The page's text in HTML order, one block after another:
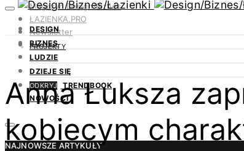
Magazyn Design/Biznes
ŁAZIENKA.PRO
Newsletter
Kontakt
DESIGN
BIZNES
LUDZIE
DZIEJE SIĘ
ODKRYJ
TRENDBOOK
NOWOŚCI
NAJNOWSZE ARTYKUŁY
PROJEKTY
Anna Łuksza
kobiecym